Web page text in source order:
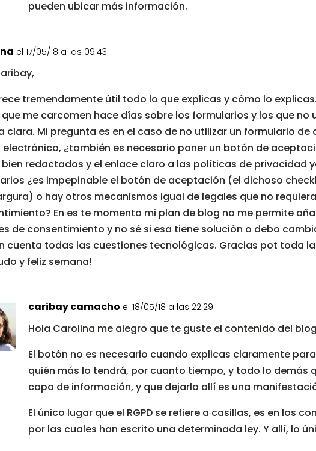
pueden ubicar más información.
el 17/05/18 a las 09:43
tremendamente útil todo lo que explicas y cómo lo explicas.
me carcomen hace días sobre los formularios y los que no
clara. Mi pregunta es en el caso de no utilizar un formulario
electrónico, ¿también es necesario poner un botón de
redactados y el enlace claro a las políticas de privacidad
¿es impepinable el botón de aceptación (el dichoso
o hay otros mecanismos igual de legales que no
En es te momento mi plan de blog no me permite
de consentimiento y no sé si esa tiene solución o debo
cuenta todas las cuestiones tecnológicas. Gracias pot toda
y feliz semana!
caribay camacho el 18/05/18 a las 22:29
Hola Carolina me alegro que te guste el contenido del
El botón no es necesario cuando explicas claramente
quién más lo tendrá, por cuanto tiempo, y todo lo demás
capa de información, y que dejarlo allí es una
El único lugar que el RGPD se refiere a casillas, es en los
por las cuales han escrito una determinada ley. Y allí, lo